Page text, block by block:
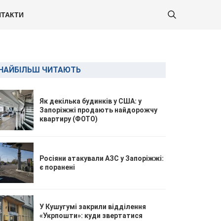
ЧИТАЮТЬ
Як декілька будинків у США: у
Запоріжжі продають найдорожчу
квартиру (ФОТО)
Росіяни атакували АЗС у Запоріжжі:
є поранені
У Кушугумі закрили відділення
«Укрпошти»: куди звертатися